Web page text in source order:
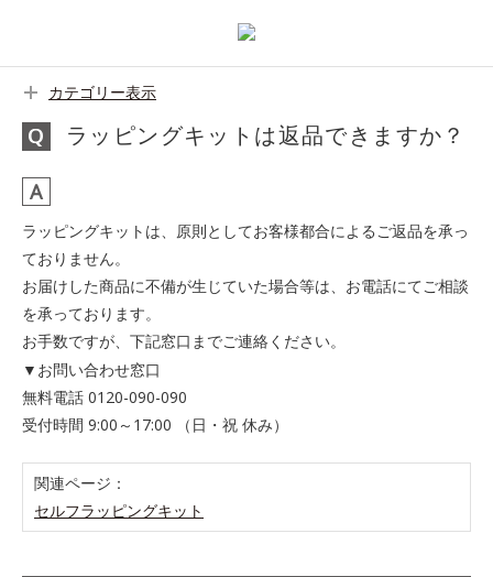
カテゴリー表示
ラッピングキットは返品できますか？
ラッピングキットは、原則としてお客様都合によるご返品を承っ
ておりません。
お届けした商品に不備が生じていた場合等は、お電話にてご相談
を承っております。
お手数ですが、下記窓口までご連絡ください。
▼お問い合わせ窓口
無料電話 0120-090-090
受付時間 9:00～17:00 （日・祝 休み）
関連ページ：
セルフラッピングキット